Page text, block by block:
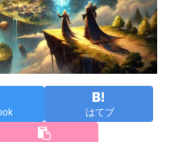
はてブ